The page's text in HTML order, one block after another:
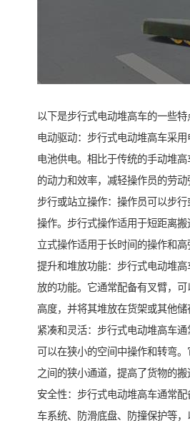
以下是步行式电动堆高车的一些特
电动驱动：步行式电动堆高车采
电池供电。相比于传统的手动堆
的动力和效率，减轻操作员的劳动
步行或站立操作：操作员可以步
操作。步行式操作适用于短距离
立式操作适用于长时间的操作和高
提升和堆放功能：步行式电动堆
放的功能。它通常配备有叉臂，
高度，并将其堆放在货架或其他储
紧凑和灵活：步行式电动堆高车通
可以在狭小的空间中操作和转弯
之间的狭小通道，提高了货物的搬
安全性：步行式电动堆高车通常配
车系统、防滑底盘、防撞保护等